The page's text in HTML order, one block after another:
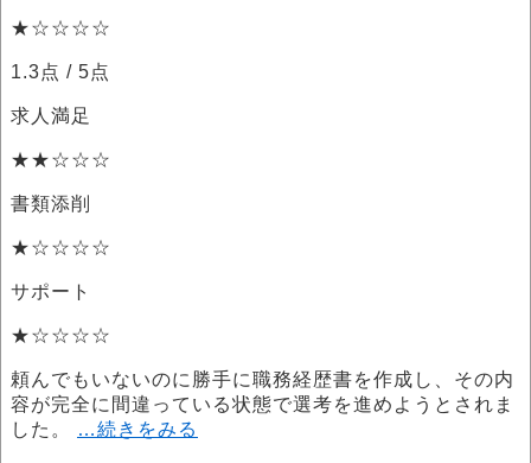
★☆☆☆☆
1.3点 / 5点
求人満足
★★☆☆☆
書類添削
★☆☆☆☆
サポート
★☆☆☆☆
頼んでもいないのに勝手に職務経歴書を作成し、その内
容が完全に間違っている状態で選考を進めようとされま
した。
…続きをみる